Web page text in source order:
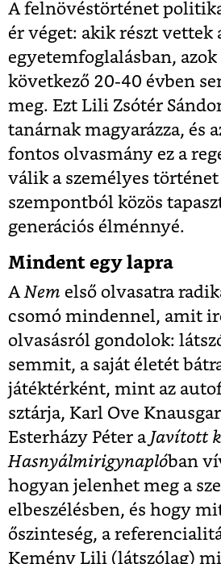
A felnövéstörténet
ér véget: akik részt vettek
egyetemfoglalásban,
következő 20-40 évben
meg. Ezt Lili Zsótér
tanárnak magyarázza, és
fontos olvasmány ez a
válik a személyes
szempontból közös
generációs élménnyé.
Mindent egy lapra
ANem első olvasatra
csomó mindennel, amit
olvasásról gondolok:
semmit, a saját életét
játéktérként, mint az
sztárja, Karl Ove
Esterházy Péter a Javított
Hasnyálmirigynaplóban
hogyan jelenhet meg a
elbeszélésben, és hogy
őszinteség, a
Kemény Lili (látszólag)